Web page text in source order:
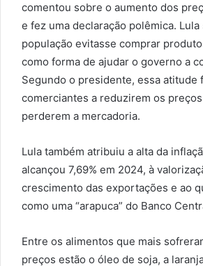
comentou sobre o aumento dos
e fez uma declaração polêmica.
população evitasse comprar
como forma de ajudar o governo a
Segundo o presidente, essa atitude
comerciantes a reduzirem os
perderem a mercadoria.
Lula também atribuiu a alta da
alcançou 7,69% em 2024, à
crescimento das exportações e ao
como uma “arapuca” do Banco
Entre os alimentos que mais
preços estão o óleo de soja, a